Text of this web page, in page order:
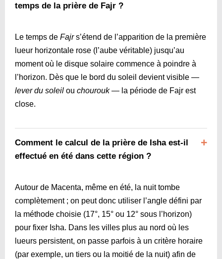
temps de la prière de Fajr ?
Le temps de Fajrs’étend de l’apparition de la première
lueur horizontale rose (l’aube véritable) jusqu’au
moment où le disque solaire commence à poindre à
l’horizon. Dès que le bord du soleil devient visible —
lever du soleil ou chourouk— la période de Fajr est
close.
Comment le calcul de la prière de Isha est-il
effectué en été dans cette région ?
Autour de Macenta, même en été, la nuit tombe
complètement ; on peut donc utiliser l’angle défini par
la méthode choisie (17°, 15° ou 12° sous l’horizon)
pour fixer Isha. Dans les villes plus au nord où les
lueurs persistent, on passe parfois à un critère horaire
(par exemple, un tiers ou la moitié de la nuit) afin de